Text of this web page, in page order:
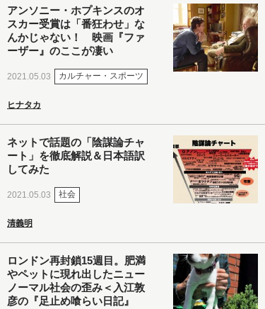
アンソニー・ホプキンスのオ
スカー受賞は「番狂わせ」な
んかじゃない！ 映画『ファ
ーザー』のここが凄い
2021.05.03 カルチャー・スポーツ
ヒナタカ
ネットで話題の「陰謀論チャ
ート」を徹底解説＆日本語訳
してみた
2021.05.03 社会
清義明
ロンドン再封鎖15週目。肥満
やペットに現れ出したニュー
ノーマル社会の歪み＜入江敦
彦の『足止め喰らい日記』